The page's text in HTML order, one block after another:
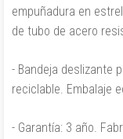
empuñadura en
de tubo de acero
- Bandeja deslizante
reciclable. Embalaje
- Garantía: 3 año.